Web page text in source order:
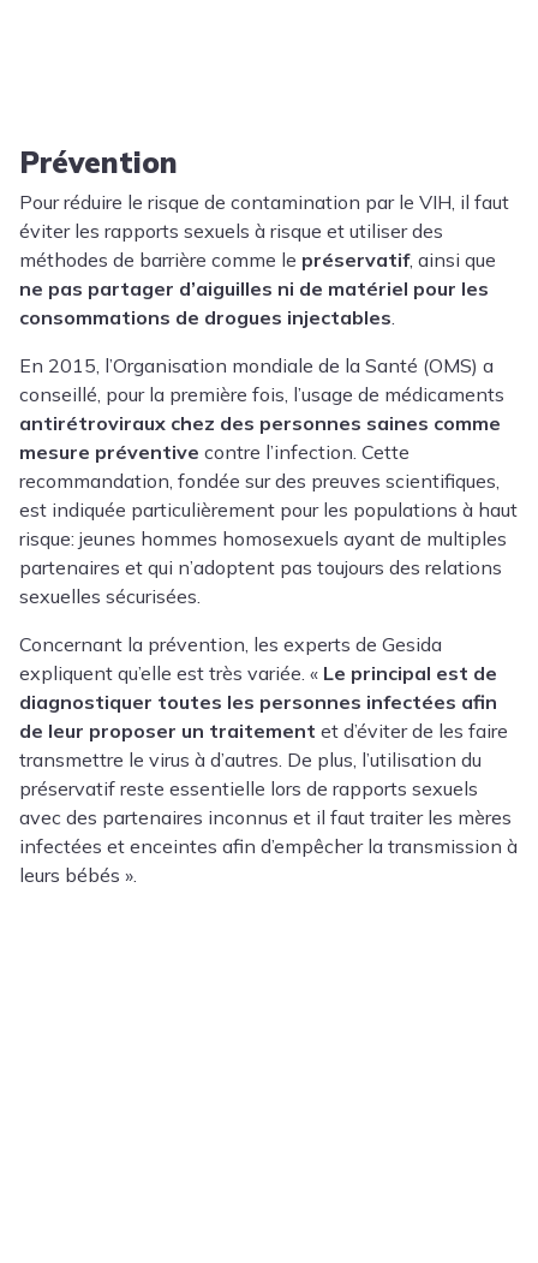
Prévention
Pour réduire le risque de contamination par le VIH, il faut
éviter les rapports sexuels à risque et utiliser des
méthodes de barrière comme le préservatif, ainsi que
ne pas partager d’aiguilles ni de matériel pour les
consommations de drogues injectables.
En 2015, l’Organisation mondiale de la Santé (OMS) a
conseillé, pour la première fois, l’usage de médicaments
antirétroviraux chez des personnes saines comme
mesure préventive contre l’infection. Cette
recommandation, fondée sur des preuves scientifiques,
est indiquée particulièrement pour les populations à haut
risque: jeunes hommes homosexuels ayant de multiples
partenaires et qui n’adoptent pas toujours des relations
sexuelles sécurisées.
Concernant la prévention, les experts de Gesida
expliquent qu’elle est très variée. « Le principal est de
diagnostiquer toutes les personnes infectées afin
de leur proposer un traitement et d’éviter de les faire
transmettre le virus à d’autres. De plus, l’utilisation du
préservatif reste essentielle lors de rapports sexuels
avec des partenaires inconnus et il faut traiter les mères
infectées et enceintes afin d’empêcher la transmission à
leurs bébés ».